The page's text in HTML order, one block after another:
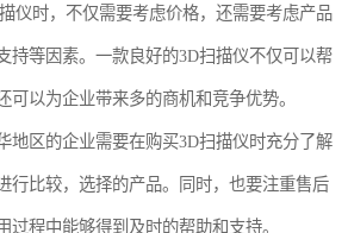
仪时，不仅需要考虑价格，还需要考虑产品
持等因素。一款良好的3D扫描仪不仅可以帮
可以为企业带来多的商机和竞争优势。
地区的企业需要在购买3D扫描仪时充分了解
行比较，选择的产品。同时，也要注重售后
过程中能够得到及时的帮助和支持。